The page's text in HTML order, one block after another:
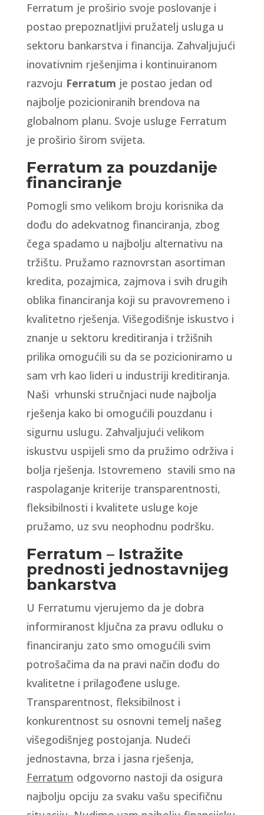
Ferratum je proširio svoje poslovanje i
postao prepoznatljivi pružatelj usluga u
sektoru bankarstva i financija. Zahvaljujući
inovativnim rješenjima i kontinuiranom
razvoju Ferratum je postao jedan od
najbolje pozicioniranih brendova na
globalnom planu. Svoje usluge Ferratum
je proširio širom svijeta.
Ferratum za pouzdanije
financiranje
Pomogli smo velikom broju korisnika da
dođu do adekvatnog financiranja, zbog
čega spadamo u najbolju alternativu na
tržištu. Pružamo raznovrstan asortiman
kredita, pozajmica, zajmova i svih drugih
oblika financiranja koji su pravovremeno i
kvalitetno rješenja. Višegodišnje iskustvo i
znanje u sektoru kreditiranja i tržišnih
prilika omogućili su da se pozicioniramo u
sam vrh kao lideri u industriji kreditiranja.
Naši vrhunski stručnjaci nude najbolja
rješenja kako bi omogućili pouzdanu i
sigurnu uslugu. Zahvaljujući velikom
iskustvu uspijeli smo da pružimo održiva i
bolja rješenja. Istovremeno stavili smo na
raspolaganje kriterije transparentnosti,
fleksibilnosti i kvalitete usluge koje
pružamo, uz svu neophodnu podršku.
Ferratum – Istražite
prednosti jednostavnijeg
bankarstva
U Ferratumu vjerujemo da je dobra
informiranost ključna za pravu odluku o
financiranju zato smo omogućili svim
potrošačima da na pravi način dođu do
kvalitetne i prilagođene usluge.
Transparentnost, fleksibilnost i
konkurentnost su osnovni temelj našeg
višegodišnjeg postojanja. Nudeći
jednostavna, brza i jasna rješenja,
Ferratum odgovorno nastoji da osigura
najbolju opciju za svaku vašu specifičnu